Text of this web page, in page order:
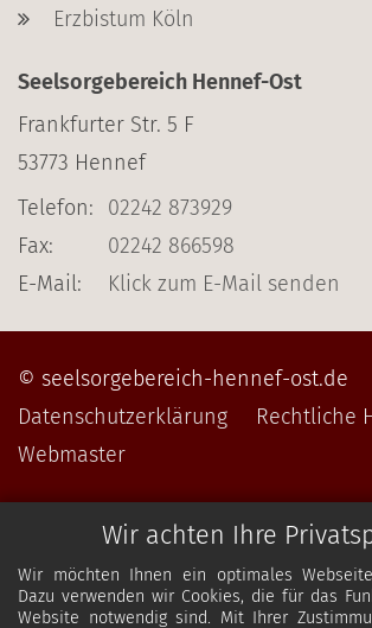
Wir achten Ihre
Wir möchten Ihnen ein optimales
Dazu verwenden wir Cookies, die für das
Website notwendig sind. Mit Ihrer
Erzbistum Köln
Seelsorgebereich Hennef-Ost
Frankfurter Str. 5 F
53773 Hennef
Telefon:
02242 873929
Fax:
02242 866598
E-Mail:
Klick zum E-Mail senden
© seelsorgebereich-hennef-ost.de
Datenschutzerklärung
Rechtliche
Webmaster